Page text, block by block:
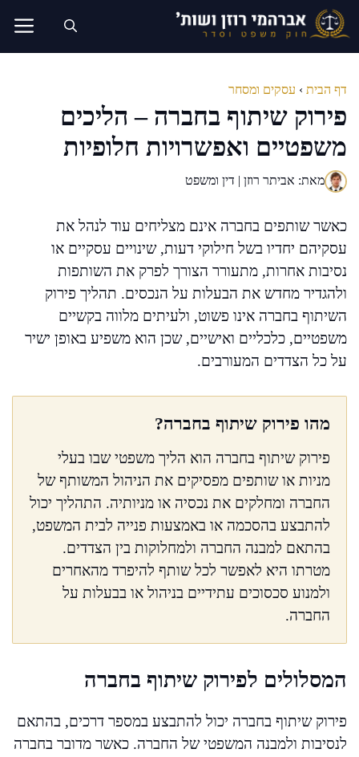
לדלג
לתוכן
דף הבית › עסקים ומסחר
פירוק שיתוף בחברה – הליכים
משפטיים ואפשרויות חלופיות
מאת: אביתר רוזן | דין ומשפט
כאשר שותפים בחברה אינם מצליחים עוד לנהל את
עסקיהם יחדיו בשל חילוקי דעות, שינויים עסקיים או
נסיבות אחרות, מתעורר הצורך לפרק את השותפות
ולהגדיר מחדש את הבעלות על הנכסים. תהליך פירוק
השיתוף בחברה אינו פשוט, ולעיתים מלווה בקשיים
משפטיים, כלכליים ואישיים, שכן הוא משפיע באופן ישיר
על כל הצדדים המעורבים.
מהו פירוק שיתוף בחברה?
פירוק שיתוף בחברה הוא הליך משפטי שבו בעלי
מניות או שותפים מפסיקים את הניהול המשותף של
החברה ומחלקים את נכסיה או מניותיה. התהליך יכול
להתבצע בהסכמה או באמצעות פנייה לבית המשפט,
בהתאם למבנה החברה ולמחלוקות בין הצדדים.
מטרתו היא לאפשר לכל שותף להיפרד מהאחרים
ולמנוע סכסוכים עתידיים בניהול או בבעלות על
החברה.
המסלולים לפירוק שיתוף בחברה
פירוק שיתוף בחברה יכול להתבצע במספר דרכים, בהתאם
לנסיבות ולמבנה המשפטי של החברה. כאשר מדובר בחברה